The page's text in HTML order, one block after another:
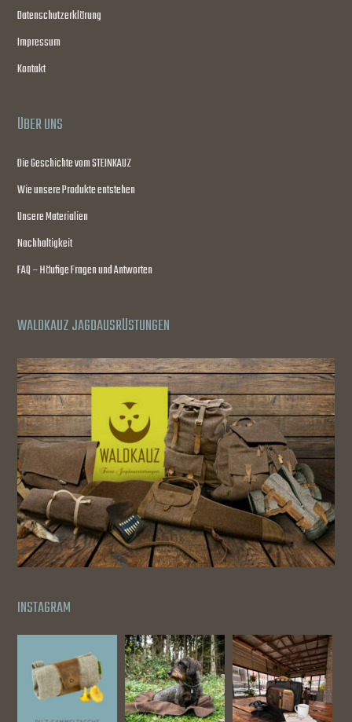
Datenschutzerklärung
Impressum
Kontakt
ÜBER UNS
Die Geschichte vom STEINKAUZ
Wie unsere Produkte entstehen
Unsere Materialien
Nachhaltigkeit
FAQ – Häufige Fragen und Antworten
WALDKAUZ JAGDAUSRÜSTUNGEN
INSTAGRAM